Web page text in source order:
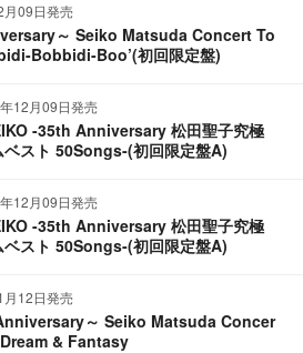
09日発売
～ Seiko Matsuda Concert To
Bobbidi-Boo’(初回限定盤)
12月09日発売
-35th Anniversary 松田聖子究極
ベスト 50Songs-(初回限定盤A)
12月09日発売
-35th Anniversary 松田聖子究極
ベスト 50Songs-(初回限定盤A)
12日発売
～ Seiko Matsuda Concer
& Fantasy